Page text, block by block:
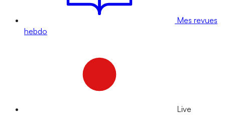
Mes revues
hebdo
Live